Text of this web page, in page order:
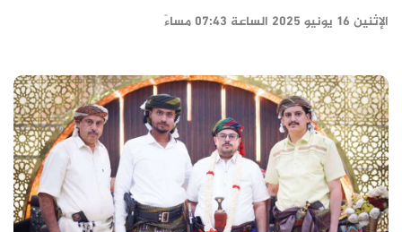
الإثنين ١٦ يونيو ٢٠٢٥ الساعة ٠٧:٤٣ مساءً